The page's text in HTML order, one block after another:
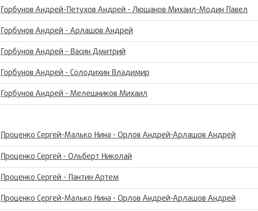
Горбунов Андрей-Петухов Андрей - Лющанов Михаил-Модин Павел
Горбунов Андрей - Арлашов Андрей
Горбунов Андрей - Васин Дмитрий
Горбунов Андрей - Солодихин Владимир
Горбунов Андрей - Мелешников Михаил
Проценко Сергей-Малько Нина - Орлов Андрей-Арлашов Андрей
Проценко Сергей - Ольберт Николай
Проценко Сергей - Пантин Артем
Проценко Сергей-Малько Нина - Орлов Андрей-Арлашов Андрей